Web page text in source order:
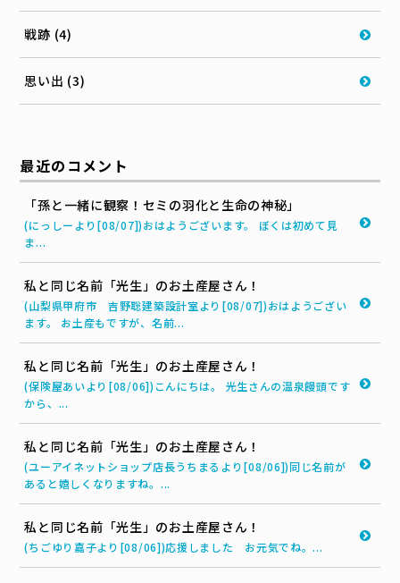
戦跡 (4)
思い出 (3)
最近のコメント
「孫と一緒に観察！セミの羽化と生命の神秘」
(にっしーより[08/07])おはようございます。 ぼくは初めて見
ま...
私と同じ名前「光生」のお土産屋さん！
(山梨県甲府市 吉野聡建築設計室より[08/07])おはようござい
ます。 お土産もですが、名前...
私と同じ名前「光生」のお土産屋さん！
(保険屋あいより[08/06])こんにちは。 光生さんの温泉饅頭です
から、...
私と同じ名前「光生」のお土産屋さん！
(ユーアイネットショップ店長うちまるより[08/06])同じ名前が
あると嬉しくなりますね。...
私と同じ名前「光生」のお土産屋さん！
(ちごゆり嘉子より[08/06])応援しました お元気でね。...